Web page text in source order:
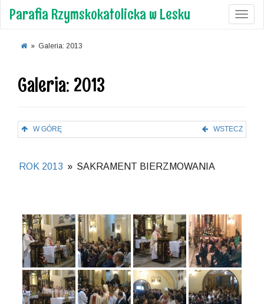
Parafia Rzymskokatolicka w Lesku
» Galeria: 2013
Galeria: 2013
W GÓRĘ WSTECZ
ROK 2013 » SAKRAMENT BIERZMOWANIA